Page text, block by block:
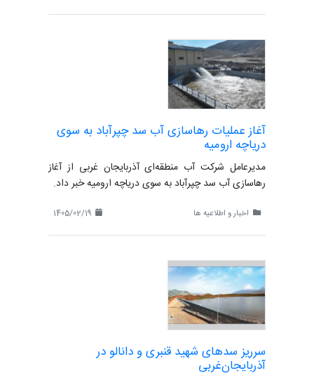
آغاز عملیات رهاسازی آب سد چپرآباد به سوی
دریاچه ارومیه
مدیرعامل شرکت آب منطقه‌ای آذربایجان غربی از آغاز
رهاسازی آب سد چپرآباد به سوی دریاچه ارومیه خبر داد.
اخبار و اطلاعیه ها
سرریز سدهای شهید قنبری و دانالو در
آذربایجان‌غربی